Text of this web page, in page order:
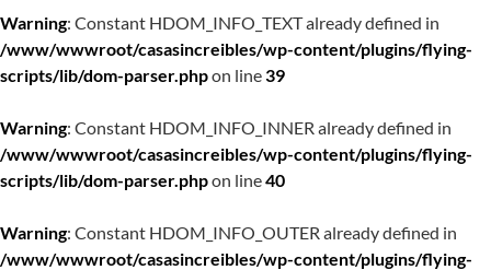
Warning: Constant HDOM_INFO_TEXT already defined in
/www/wwwroot/casasincreibles/wp-content/plugins/flying-
scripts/lib/dom-parser.phpon line39
Warning: Constant HDOM_INFO_INNER already defined in
/www/wwwroot/casasincreibles/wp-content/plugins/flying-
scripts/lib/dom-parser.phpon line40
Warning: Constant HDOM_INFO_OUTER already defined in
/www/wwwroot/casasincreibles/wp-content/plugins/flying-